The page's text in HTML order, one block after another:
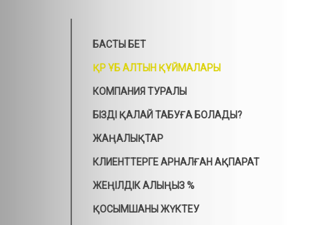
БАСТЫ БЕТ
ҚР ҰБ АЛТЫН ҚҰЙМАЛАРЫ
КОМПАНИЯ ТУРАЛЫ
БІЗДІ ҚАЛАЙ ТАБУҒА БОЛАДЫ?
ЖАҢАЛЫҚТАР
КЛИЕНТТЕРГЕ АРНАЛҒАН АҚПАРАТ
ЖЕҢІЛДІК АЛЫҢЫЗ %
ҚОСЫМШАНЫ ЖҮКТЕУ